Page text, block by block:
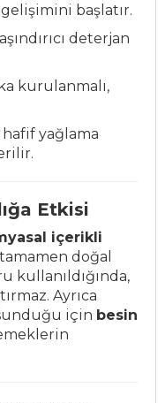
başlatır.
deterjan
kurulanmalı,
yağlama
Etkisi
içerikli
doğal
kullanıldığında,
Ayrıca
için besin